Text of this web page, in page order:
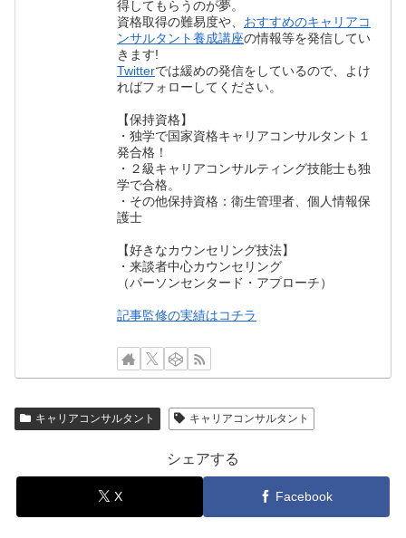
得してもらうのが夢。
資格取得の難易度や、 おすすめのキャリアコ
ンサルタント養成講座の情報等を発信してい
きます!
Twitterでは緩めの発信をしているので、よけ
ればフォローしてください。
【保持資格】
・独学で国家資格キャリアコンサルタント１
発合格！
・２級キャリアコンサルティング技能士も独
学で合格。
・その他保持資格：衛生管理者、個人情報保
護士
【好きなカウンセリング技法】
・来談者中心カウンセリング
（パーソンセンタード・アプローチ）
記事監修の実績はコチラ
キャリアコンサルタント キャリアコンサルタント
シェアする
X Facebook